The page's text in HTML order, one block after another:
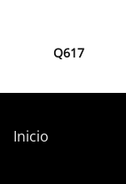
Q617
Inicio